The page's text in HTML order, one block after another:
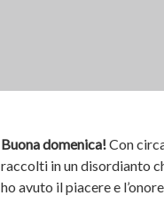
Buona domenica!Con
raccolti in un disordianto
ho avuto il piacere e